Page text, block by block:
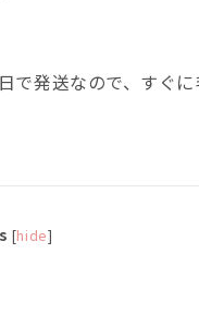
発送なので、すぐに
[hide]